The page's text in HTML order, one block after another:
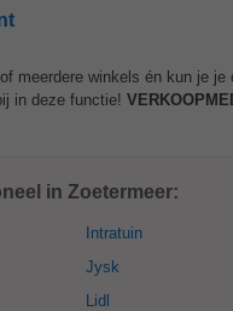
meerdere winkels én kun je
in deze functie!
in Zoetermeer:
Intratuin
Jysk
Lidl